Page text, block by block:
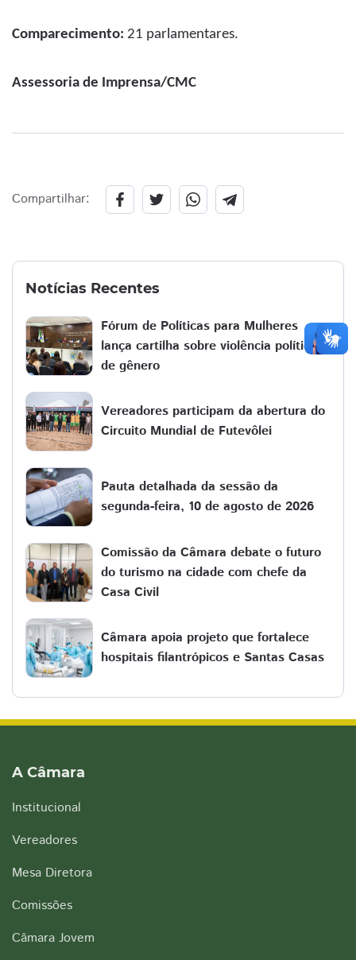
Comparecimento: 21 parlamentares.
Assessoria de Imprensa/CMC
Compartilhar:
Notícias Recentes
Fórum de Políticas para Mulheres
lança cartilha sobre violência política
de gênero
Vereadores participam da abertura do
Circuito Mundial de Futevôlei
Pauta detalhada da sessão da
segunda-feira, 10 de agosto de 2026
Comissão da Câmara debate o futuro
do turismo na cidade com chefe da
Casa Civil
Câmara apoia projeto que fortalece
hospitais filantrópicos e Santas Casas
A Câmara
Institucional
Vereadores
Mesa Diretora
Comissões
Câmara Jovem